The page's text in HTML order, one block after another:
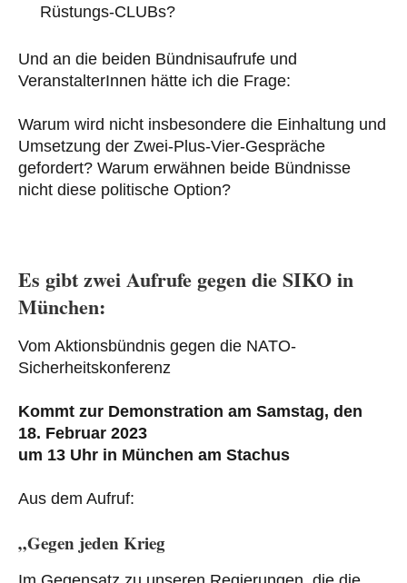
Rüstungs-CLUBs?
Und an die beiden Bündnisaufrufe und
VeranstalterInnen hätte ich die Frage:
Warum wird nicht insbesondere die Einhaltung und
Umsetzung der Zwei-Plus-Vier-Gespräche
gefordert? Warum erwähnen beide Bündnisse
nicht diese politische Option?
Es gibt zwei Aufrufe gegen die SIKO in
München:
Vom Aktionsbündnis gegen die NATO-
Sicherheitskonferenz
Kommt zur Demonstration am Samstag, den
18. Februar 2023
um 13 Uhr in München am Stachus
Aus dem Aufruf:
„Gegen jeden Krieg